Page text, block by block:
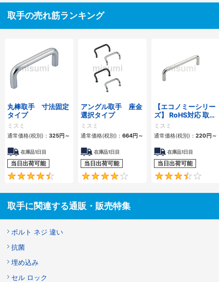
取手の売れ筋ランキング
丸棒取手 寸法固定
タイプ
ミスミ
通常価格(税別)： 325円～
在庫品1日目
当日出荷可能
4.6
アングル取手 座金
選択タイプ
ミスミ
通常価格(税別)： 664円～
在庫品1日目
当日出荷可能
4.3
【エコノミーシリー
ズ】 RoHS対応 取手
丸棒
ミスミ
通常価格(税別)： 220円～
在庫品1日目
当日出荷可能
取手に関連する通販・販売特集
ボルト ネジ 違い
抗菌
埋め込み
セル ロック